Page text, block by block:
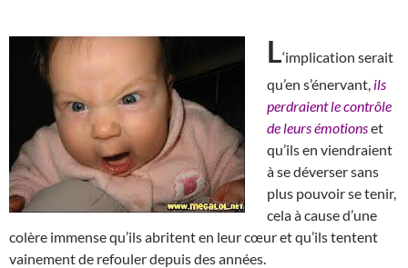
L‘implication serait
qu’en s’énervant, ils
perdraient le contrôle
de leurs émotionset
qu’ils en viendraient
à se déverser sans
plus pouvoir se tenir,
cela à cause d’une
colère immense qu’ils abritent en leur cœur et qu’ils tentent
vainement de refouler depuis des années.